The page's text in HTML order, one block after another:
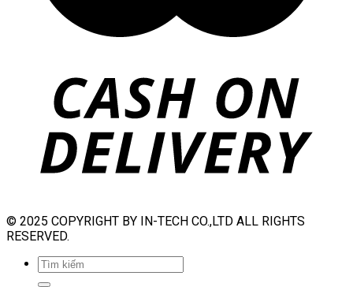
© 2025 COPYRIGHT BY IN-TECH CO.,LTD ALL RIGHTS
RESERVED.
Tìm
kiếm: